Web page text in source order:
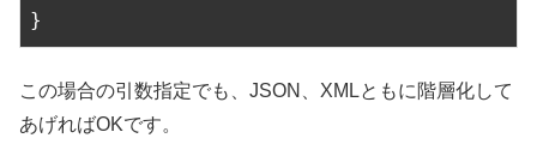
}
この場合の引数指定でも、JSON、XMLともに階層化して
あげればOKです。